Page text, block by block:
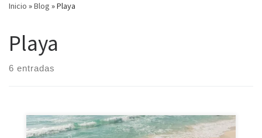
Inicio »Blog »Playa
Playa
6 entradas